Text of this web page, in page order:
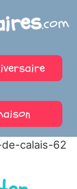
.com
calais-62